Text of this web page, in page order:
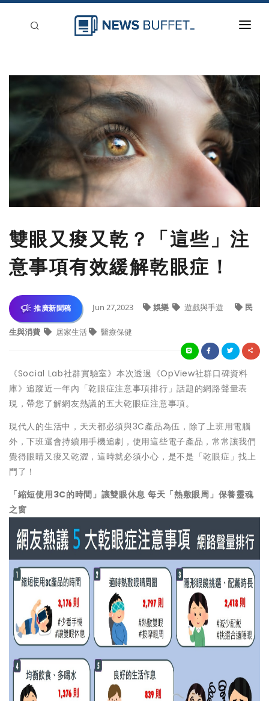
雙眼又痠又乾？「這些」注
意事項有效緩解乾眼症！
推廣新聞稿 Jun 27,2023 娛樂 遊戲與手遊 民
生與消費 居家生活 醫療保健
《Social Lab社群實驗室》本次透過《OpView社群口碑資料
庫》追蹤近一年內「乾眼症注意事項排行」話題的網路聲量表
現，帶您了解網友熱議的五大乾眼症注意事項。
現代人的生活中，天天都必須與3C產品為伍，除了上班用電腦
外，下班還會持續用手機追劇，使用這些電子產品，常常讓我們
覺得眼睛又痠又乾澀，這時就必須小心，是不是「乾眼症」找上
門了！
「縮短使用3C的時間」讓雙眼休息 每天「熱敷眼周」保養靈魂
之窗